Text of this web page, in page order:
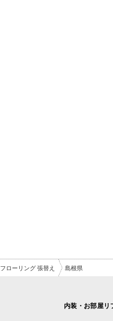
フローリング 張替え 島根県
内装・お部屋リ